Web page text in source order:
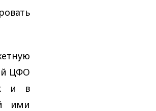
ЦФО
и в
ими